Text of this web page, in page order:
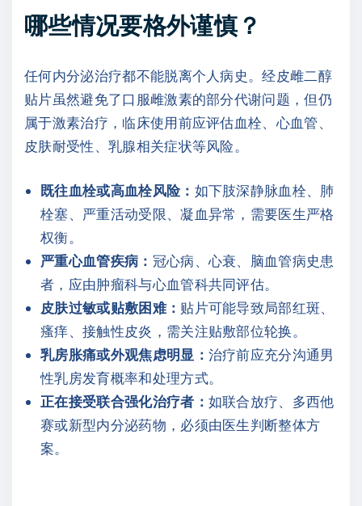
哪些情况要格外谨慎？
任何内分泌治疗都不能脱离个人病史。经皮雌二醇
贴片虽然避免了口服雌激素的部分代谢问题，但仍
属于激素治疗，临床使用前应评估血栓、心血管、
皮肤耐受性、乳腺相关症状等风险。
既往血栓或高血栓风险： 如下肢深静脉血栓、肺
栓塞、严重活动受限、凝血异常，需要医生严格
权衡。
严重心血管疾病： 冠心病、心衰、脑血管病史患
者，应由肿瘤科与心血管科共同评估。
皮肤过敏或贴敷困难： 贴片可能导致局部红斑、
瘙痒、接触性皮炎，需关注贴敷部位轮换。
乳房胀痛或外观焦虑明显： 治疗前应充分沟通男
性乳房发育概率和处理方式。
正在接受联合强化治疗者： 如联合放疗、多西他
赛或新型内分泌药物，必须由医生判断整体方
案。